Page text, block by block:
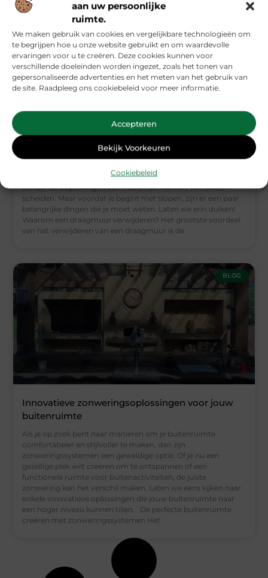
aan uw persoonlijke
ruimte.
We maken gebruik van cookies en vergelijkbare technologieën om
te begrijpen hoe u onze website gebruikt en om waardevolle
ervaringen voor u te creëren. Deze cookies kunnen voor
verschillende doeleinden worden ingezet, zoals het tonen van
gepersonaliseerde advertenties en het meten van het gebruik van
de site. Raadpleeg ons cookiebeleid voor meer informatie.
Accepteren
Bekijk Voorkeuren
Cookiebeleid
Transformeer je woonruimte: draagmuur
verwijderen
Het verwijderen van een draagmuur kan je woonruimte
ruimte waar je gezin kan samenkomen, koken en ontspannen
zonder de beperkingen van muren die kamers van elkaar
scheiden. Maar voordat je begint met slopen, zijn er een paar
belangrijke dingen die je moet weten. Laten we erin duiken!
Waarom een draagmuur verwijderen? Het grootste voordeel
van het verwijderen van een draagmuur is de
BLOG
Innovatieve zonweringsoplossingen voor jouw
buitenruimte
Als je op zoek bent naar manieren om je buitenruimte
comfortabeler en stijlvoller te maken, dan zijn
zonweringssystemen een geweldige optie. Of je nu een
gezellige plek wilt creëren om te ontspannen of een
functionele ruimte voor buitenactiviteiten, de juiste
zonwering kan het verschil maken. Laten we eens kijken naar
enkele innovatieve oplossingen die jouw buitenruimte naar
een hoger niveau kunnen tillen. De perfecte buitenruimte
creëren met zonweringssystemen Het